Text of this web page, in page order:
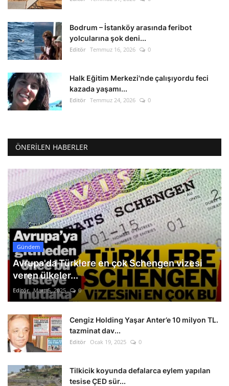
Bodrum – İstanköy arasında feribot
yolcularına şok deni...
Editör Temmuz 16, 2026 0
Halk Eğitim Merkezi'nde çalışıyordu feci
kazada yaşamı...
Editör Temmuz 24, 2026 0
ÖNERILEN HABERLER
Gündem
Avrupa'da Türklere en çok Schengen vizesi
veren ülkeler...
Editör Mart 5, 2025 0
Cengiz Holding Yaşar Anter’e 10 milyon TL.
tazminat dav...
Editör Ocak 19, 2025 0
Tilkicik koyunda defalarca eylem yapılan
tesise ÇED sür...